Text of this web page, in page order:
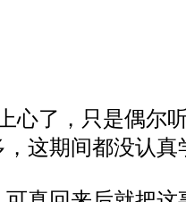
心了，只是偶尔
，这期间都没认真